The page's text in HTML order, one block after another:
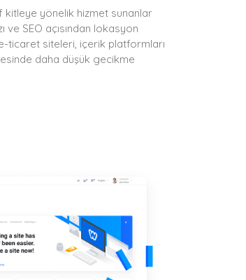
kitleye yönelik hizmet sunanlar
ve SEO açısından lokasyon
ticaret siteleri, içerik platformları
daha düşük gecikme